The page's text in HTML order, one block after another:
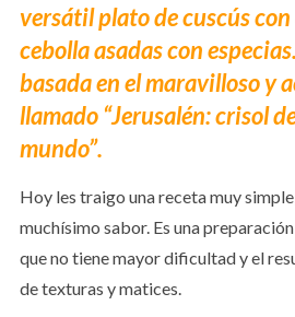
versátil plato de cuscús
cebolla asadas con
basada en el maravilloso y
llamado “Jerusalén: crisol
mundo”.
Hoy les traigo una receta muy
muchísimo sabor. Es una
que no tiene mayor dificultad y el
de texturas y matices.